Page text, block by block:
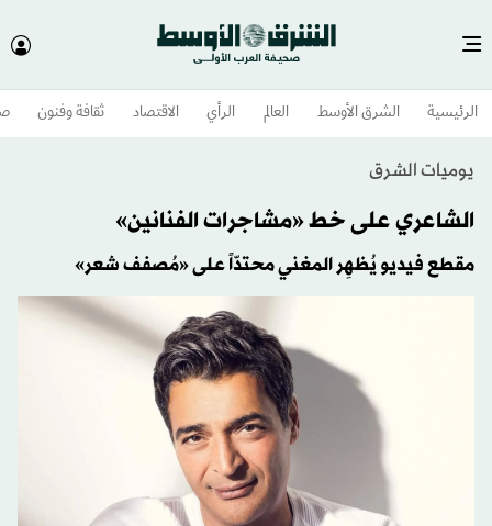
الرئيسية الشرق الأوسط​ العالم الرأي الاقتصاد ثقافة وفنون
يوميات الشرق
الشاعري على خط «مشاجرات الفنانين»
مقطع فيديو يُظهِر المغني محتدّاً على «مُصفف شعر»